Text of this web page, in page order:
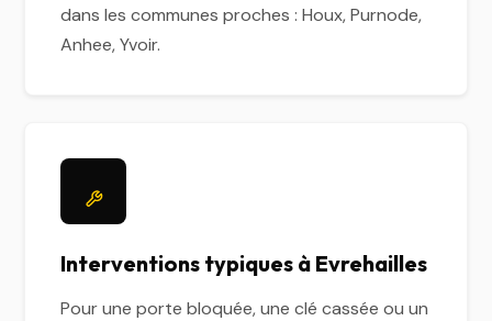
dans les communes proches : Houx, Purnode,
Anhee, Yvoir.
Interventions typiques à Evrehailles
Pour une porte bloquée, une clé cassée ou un